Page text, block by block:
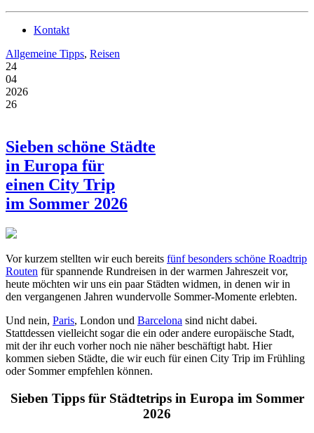
Kontakt
Allgemeine Tipps, Reisen
24
04
2026
26
Sieben schöne Städte
in Europa für
einen City Trip
im Sommer 2026
Vor kurzem stellten wir euch bereits fünf besonders schöne Roadtrip
Routen für spannende Rundreisen in der warmen Jahreszeit vor,
heute möchten wir uns ein paar Städten widmen, in denen wir in
den vergangenen Jahren wundervolle Sommer-Momente erlebten.
Und nein, Paris, London und Barcelona sind nicht dabei.
Stattdessen vielleicht sogar die ein oder andere europäische Stadt,
mit der ihr euch vorher noch nie näher beschäftigt habt. Hier
kommen sieben Städte, die wir euch für einen City Trip im Frühling
oder Sommer empfehlen können.
Sieben Tipps für Städtetrips in Europa im Sommer
2026